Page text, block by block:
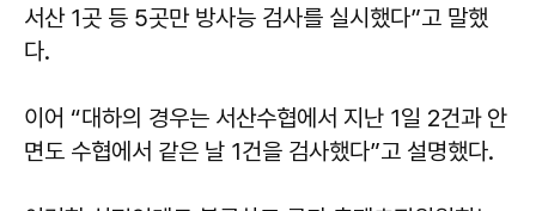
서산 1곳 등 5곳만 방사능 검사를 실시했다”고 말했
다.
이어 “대하의 경우는 서산수협에서 지난 1일 2건과 안
면도 수협에서 같은 날 1건을 검사했다”고 설명했다.